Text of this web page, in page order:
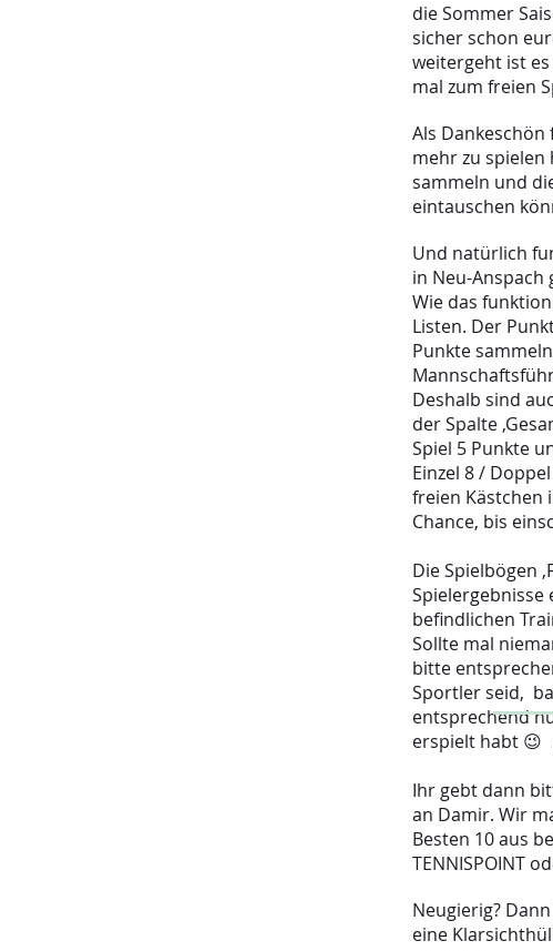
die Sommer
sicher schon
weitergeht ist
mal zum freien
Als
mehr zu
sammeln und
eintauschen
Und natürlich
in Neu-Anspach
Wie das
Listen. Der
Punkte
Deshalb sind
der Spalte
Spiel 5 Punkte
Einzel 8 /
freien Kästchen
Chance, bis
Die Spielbögen
Spielergebnisse
befindlichen
Sollte mal
bitte
Sportler seid,
entsprechend
erspielt habt 😉
Ihr gebt dann
an Damir. Wir
Besten 10 aus
TENNISPOINT
Neugierig?
eine